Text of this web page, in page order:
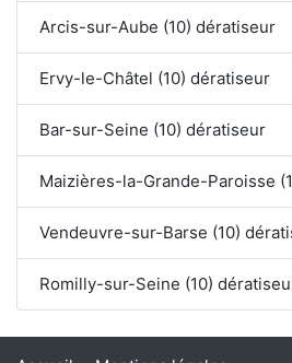
Arcis-sur-Aube (10) dératiseur
Ervy-le-Châtel (10) dératiseur
Bar-sur-Seine (10) dératiseur
Maizières-la-Grande-Paroisse
Vendeuvre-sur-Barse (10)
Romilly-sur-Seine (10)